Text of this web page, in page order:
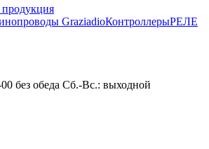
продукция
GraziadioКонтроллерыРЕЛЕ
без обеда Сб.-Вс.: выходной